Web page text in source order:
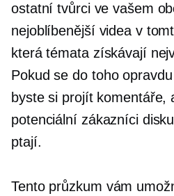
ostatní tvůrci ve vašem
nejoblíbenější videa v
která témata získávají
Pokud se do toho
byste si projít komentáře,
potenciální zákazníci
ptají.
Tento průzkum vám